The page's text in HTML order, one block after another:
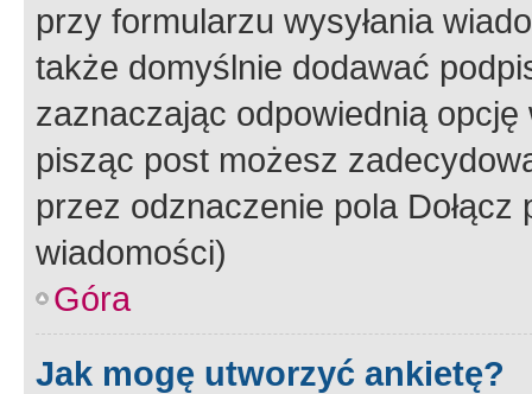
przy formularzu wysyłania
także domyślnie dodawać
zaznaczając odpowiednią
pisząc post możesz
przez odznaczenie pola
wiadomości)
Góra
Jak mogę utworzyć ankietę?